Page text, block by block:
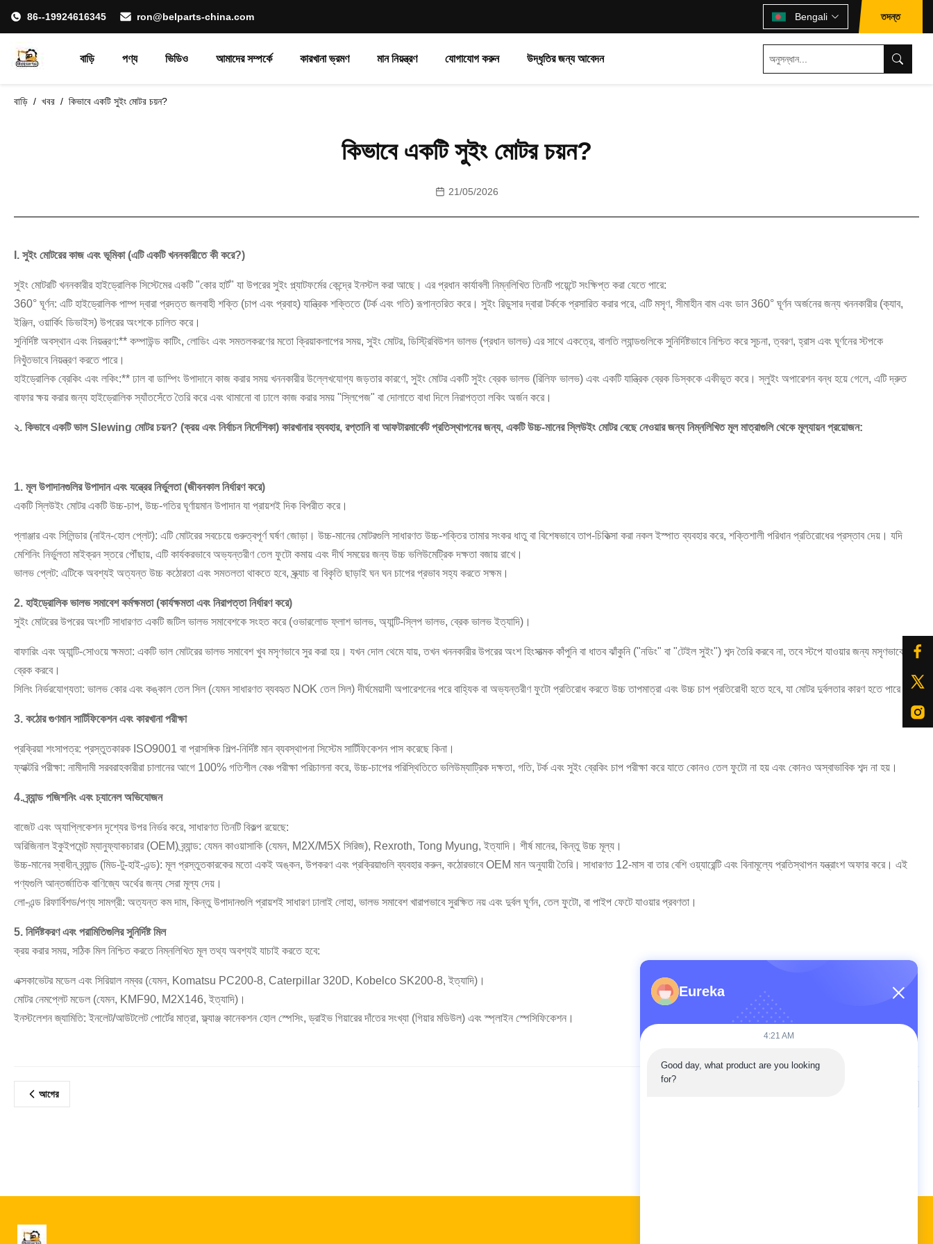
86--19924616345 ron@belparts-china.com Bengali তদন্ত
বাড়ি পণ্য ভিডিও আমাদের সম্পর্কে কারখানা ভ্রমণ মান নিয়ন্ত্রণ যোগাযোগ করুন উদ্ধৃতির জন্য আবেদন
বাড়ি / খবর / কিভাবে একটি সুইং মোটর চয়ন?
কিভাবে একটি সুইং মোটর চয়ন?
21/05/2026
I. সুইং মোটরের কাজ এবং ভূমিকা (এটি একটি খননকারীতে কী করে?)
সুইং মোটরটি খননকারীর হাইড্রোলিক সিস্টেমের একটি "কোর হার্ট" যা উপরের সুইং প্ল্যাটফর্মের কেন্দ্রে ইনস্টল করা আছে। এর প্রধান কার্যাবলী নিম্নলিখিত তিনটি পয়েন্টে সংক্ষিপ্ত করা যেতে পারে:
360° ঘূর্ণন: এটি হাইড্রোলিক পাম্প দ্বারা প্রদত্ত জলবাহী শক্তি (চাপ এবং প্রবাহ) যান্ত্রিক শক্তিতে (টর্ক এবং গতি) রূপান্তরিত করে। সুইং রিডুসার দ্বারা টর্ককে প্রসারিত করার পরে, এটি মসৃণ, সীমাহীন বাম এবং ডান 360° ঘূর্ণন অর্জনের জন্য খননকারীর (ক্যাব,
ইঞ্জিন, ওয়ার্কিং ডিভাইস) উপরের অংশকে চালিত করে।
সুনির্দিষ্ট অবস্থান এবং নিয়ন্ত্রণ:** কম্পাউন্ড কাটিং, লোডিং এবং সমতলকরণের মতো ক্রিয়াকলাপের সময়, সুইং মোটর, ডিস্ট্রিবিউশন ভালভ (প্রধান ভালভ) এর সাথে একত্রে, বালতি ল্যান্ডগুলিকে সুনির্দিষ্টভাবে নিশ্চিত করে সূচনা, ত্বরণ, হ্রাস এবং ঘূর্ণনের স্টপকে
নিখুঁতভাবে নিয়ন্ত্রণ করতে পারে।
হাইড্রোলিক ব্রেকিং এবং লকিং:** ঢাল বা ডাম্পিং উপাদানে কাজ করার সময় খননকারীর উল্লেখযোগ্য জড়তার কারণে, সুইং মোটর একটি সুইং ব্রেক ভালভ (রিলিফ ভালভ) এবং একটি যান্ত্রিক ব্রেক ডিস্ককে একীভূত করে। স্লুইং অপারেশন বন্ধ হয়ে গেলে, এটি দ্রুত
বাফার ক্ষয় করার জন্য হাইড্রোলিক স্যাঁতসেঁতে তৈরি করে এবং থামানো বা ঢালে কাজ করার সময় "স্লিপেজ" বা দোলাতে বাধা দিলে নিরাপত্তা লকিং অর্জন করে।
২. কিভাবে একটি ভাল Slewing মোটর চয়ন? (ক্রয় এবং নির্বাচন নির্দেশিকা) কারখানার ব্যবহার, রপ্তানি বা আফটারমার্কেট প্রতিস্থাপনের জন্য, একটি উচ্চ-মানের স্লিউইং মোটর বেছে নেওয়ার জন্য নিম্নলিখিত মূল মাত্রাগুলি থেকে মূল্যায়ন প্রয়োজন:
1. মূল উপাদানগুলির উপাদান এবং যন্ত্রের নির্ভুলতা (জীবনকাল নির্ধারণ করে)
একটি স্লিউইং মোটর একটি উচ্চ-চাপ, উচ্চ-গতির ঘূর্ণায়মান উপাদান যা প্রায়শই দিক বিপরীত করে।
প্লাঞ্জার এবং সিলিন্ডার (নাইন-হোল প্লেট): এটি মোটরের সবচেয়ে গুরুত্বপূর্ণ ঘর্ষণ জোড়া। উচ্চ-মানের মোটরগুলি সাধারণত উচ্চ-শক্তির তামার সংকর ধাতু বা বিশেষভাবে তাপ-চিকিত্সা করা নকল ইস্পাত ব্যবহার করে, শক্তিশালী পরিধান প্রতিরোধের প্রস্তাব দেয়। যদি
মেশিনিং নির্ভুলতা মাইক্রন স্তরে পৌঁছায়, এটি কার্যকরভাবে অভ্যন্তরীণ তেল ফুটো কমায় এবং দীর্ঘ সময়ের জন্য উচ্চ ভলিউমেট্রিক দক্ষতা বজায় রাখে।
ভালভ প্লেট: এটিকে অবশ্যই অত্যন্ত উচ্চ কঠোরতা এবং সমতলতা থাকতে হবে, স্ক্র্যাচ বা বিকৃতি ছাড়াই ঘন ঘন চাপের প্রভাব সহ্য করতে সক্ষম।
2. হাইড্রোলিক ভালভ সমাবেশ কর্মক্ষমতা (কার্যক্ষমতা এবং নিরাপত্তা নির্ধারণ করে)
সুইং মোটরের উপরের অংশটি সাধারণত একটি জটিল ভালভ সমাবেশকে সংহত করে (ওভারলোড ফ্লাশ ভালভ, অ্যান্টি-স্লিপ ভালভ, ব্রেক ভালভ ইত্যাদি)।
বাফারিং এবং অ্যান্টি-সোওয়ে ক্ষমতা: একটি ভাল মোটরের ভালভ সমাবেশ খুব মসৃণভাবে সুর করা হয়। যখন দোল থেমে যায়, তখন খননকারীর উপরের অংশ হিংসাত্মক কাঁপুনি বা ধাতব ঝাঁকুনি ("নডিং" বা "টেইল সুইং") শব্দ তৈরি করবে না, তবে স্টপে যাওয়ার জন্য মসৃণভাবে
ব্রেক করবে।
সিলিং নির্ভরযোগ্যতা: ভালভ কোর এবং কঙ্কাল তেল সিল (যেমন সাধারণত ব্যবহৃত NOK তেল সিল) দীর্ঘমেয়াদী অপারেশনের পরে বাহ্যিক বা অভ্যন্তরীণ ফুটো প্রতিরোধ করতে উচ্চ তাপমাত্রা এবং উচ্চ চাপ প্রতিরোধী হতে হবে, যা মোটর দুর্বলতার কারণ হতে পারে।
3. কঠোর গুণমান সার্টিফিকেশন এবং কারখানা পরীক্ষা
প্রক্রিয়া শংসাপত্র: প্রস্তুতকারক ISO9001 বা প্রাসঙ্গিক শিল্প-নির্দিষ্ট মান ব্যবস্থাপনা সিস্টেম সার্টিফিকেশন পাস করেছে কিনা।
ফ্যাক্টরি পরীক্ষা: নামীদামী সরবরাহকারীরা চালানের আগে 100% গতিশীল বেঞ্চ পরীক্ষা পরিচালনা করে, উচ্চ-চাপের পরিস্থিতিতে ভলিউম্যাট্রিক দক্ষতা, গতি, টর্ক এবং সুইং ব্রেকিং চাপ পরীক্ষা করে যাতে কোনও তেল ফুটো না হয় এবং কোনও অস্বাভাবিক শব্দ না হয়।
4. ব্র্যান্ড পজিশনিং এবং চ্যানেল অভিযোজন
বাজেট এবং অ্যাপ্লিকেশন দৃশ্যের উপর নির্ভর করে, সাধারণত তিনটি বিকল্প রয়েছে:
অরিজিনাল ইকুইপমেন্ট ম্যানুফ্যাকচারার (OEM) ব্র্যান্ড: যেমন কাওয়াসাকি (যেমন, M2X/M5X সিরিজ), Rexroth, Tong Myung, ইত্যাদি। শীর্ষ মানের, কিন্তু উচ্চ মূল্য।
উচ্চ-মানের স্বাধীন ব্র্যান্ড (মিড-টু-হাই-এন্ড): মূল প্রস্তুতকারকের মতো একই অঙ্কন, উপকরণ এবং প্রক্রিয়াগুলি ব্যবহার করুন, কঠোরভাবে OEM মান অনুযায়ী তৈরি। সাধারণত 12-মাস বা তার বেশি ওয়্যারেন্টি এবং বিনামূল্যে প্রতিস্থাপন যন্ত্রাংশ অফার করে। এই
পণ্যগুলি আন্তর্জাতিক বাণিজ্যে অর্থের জন্য সেরা মূল্য দেয়।
লো-এন্ড রিফার্বিশড/পণ্য সামগ্রী: অত্যন্ত কম দাম, কিন্তু উপাদানগুলি প্রায়শই সাধারণ ঢালাই লোহা, ভালভ সমাবেশ খারাপভাবে সুরক্ষিত নয় এবং দুর্বল ঘূর্ণন, তেল ফুটো, বা পাইপ ফেটে যাওয়ার প্রবণতা।
5. নির্দিষ্টকরণ এবং পরামিতিগুলির সুনির্দিষ্ট মিল
ক্রয় করার সময়, সঠিক মিল নিশ্চিত করতে নিম্নলিখিত মূল তথ্য অবশ্যই যাচাই করতে হবে:
এক্সকাভেটর মডেল এবং সিরিয়াল নম্বর (যেমন, Komatsu PC200-8, Caterpillar 320D, Kobelco SK200-8, ইত্যাদি)।
মোটর নেমপ্লেট মডেল (যেমন, KMF90, M2X146, ইত্যাদি)।
ইনস্টলেশন জ্যামিতি: ইনলেট/আউটলেট পোর্টের মাত্রা, ফ্ল্যাঞ্জ কানেকশন হোল স্পেসিং, ড্রাইভ গিয়ারের দাঁতের সংখ্যা (গিয়ার মডিউল) এবং স্প্লাইন স্পেসিফিকেশন।
আগের
Eureka
4:21 AM
Good day, what product are you looking
for?